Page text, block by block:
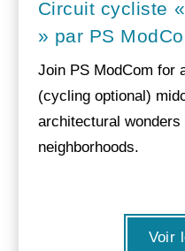
Circuit cycliste
» par PS
Join PS ModCom for
(cycling optional)
architectural
neighborhoods.
Voir